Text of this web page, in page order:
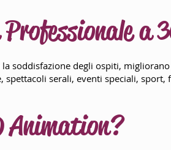
a
soddisfazione degli ospiti,
serali, eventi speciali, sport,
Animation?